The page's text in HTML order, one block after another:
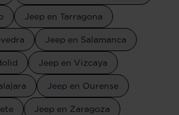
Jeep en Tarragona
Jeep en Salamanca
Jeep en Vizcaya
Jeep en Ourense
Jeep en Zaragoza